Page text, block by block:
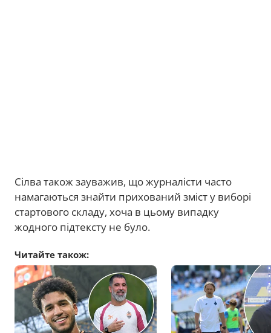
Сілва також зауважив, що журналісти часто
намагаються знайти прихований зміст у виборі
стартового складу, хоча в цьому випадку
жодного підтексту не було.
Читайте також: